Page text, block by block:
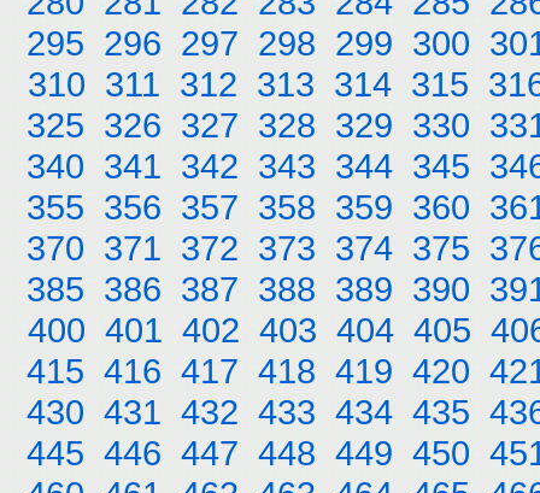
295 296 297 298 299 300
310 311 312 313 314 315
325 326 327 328 329 330
340 341 342 343 344 345
355 356 357 358 359 360
370 371 372 373 374 375
385 386 387 388 389 390
400 401 402 403 404 405
415 416 417 418 419 420
430 431 432 433 434 435
445 446 447 448 449 450